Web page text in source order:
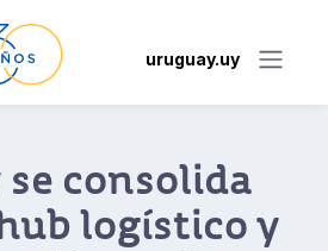
uruguay.uy
farma que